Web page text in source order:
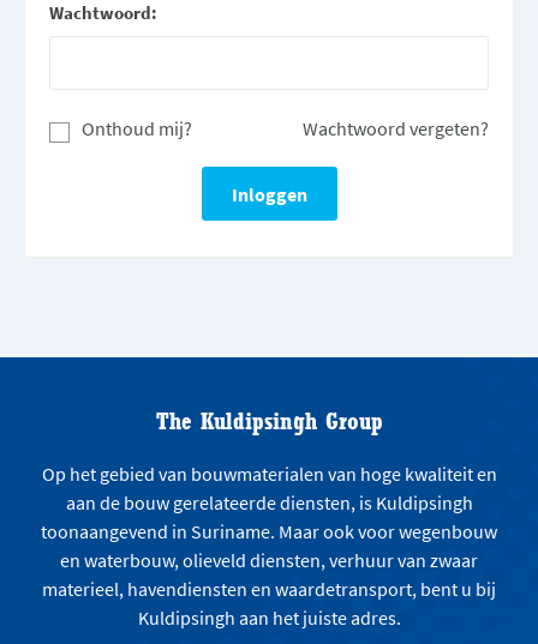
Wachtwoord:
Wachtwoord vergeten?
Onthoud mij?
The Kuldipsingh Group
Op het gebied van bouwmaterialen van hoge kwaliteit en
aan de bouw gerelateerde diensten, is Kuldipsingh
toonaangevend in Suriname. Maar ook voor wegenbouw
en waterbouw, olieveld diensten, verhuur van zwaar
materieel, havendiensten en waardetransport, bent u bij
Kuldipsingh aan het juiste adres.